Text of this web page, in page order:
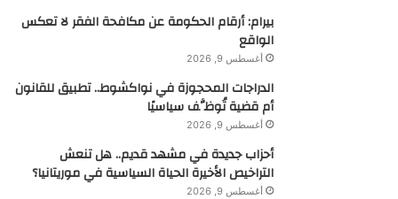
بيرام: أرقام الحكومة عن مكافحة الفقر لا تعكس
الواقع
أغسطس 9, 2026
الدراجات المحجوزة في نواكشوط.. تطبيق للقانون
أم قضية تُوظَّف سياسيًا
أغسطس 9, 2026
أحزاب جديدة في مشهد قديم.. هل تنعش
التراخيص الأخيرة الحياة السياسية في موريتانيا؟
أغسطس 9, 2026